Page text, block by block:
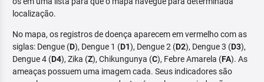
localização.
No mapa, os registros de doença aparecem em vermelho com as
siglas: Dengue (D), Dengue 1 (D1), Dengue 2 (D2), Dengue 3 (D3),
Dengue 4 (D4), Zika (Z), Chikungunya (C), Febre Amarela (FA). As
ameaças possuem uma imagem cada. Seus indicadores são